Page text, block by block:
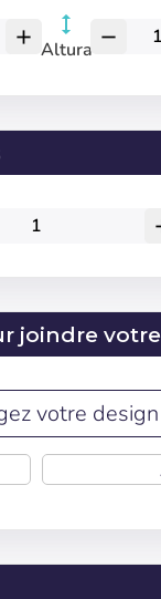
add
Altura
remove
joindre
votre design